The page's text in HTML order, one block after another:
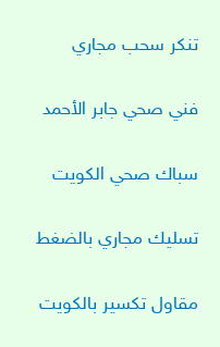
تنكر سحب مجاري
فني صحي جابر الأحمد
سباك صحي الكويت
تسليك مجاري بالضغط
مقاول تكسير بالكويت